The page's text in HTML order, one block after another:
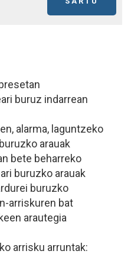
buruz indarrean
alarma, laguntzeko
arauak
bete beharreko
buruzko arauak
buruzko
arriskuren bat
arautegia
arrisku arruntak: